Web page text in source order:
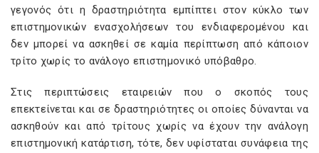
γεγονός ότι η δραστηριότητα εμπίπτει στον κύκλο των
επιστημονικών ενασχολήσεων του ενδιαφερομένου και
δεν μπορεί να ασκηθεί σε καμία περίπτωση από κάποιον
τρίτο χωρίς το ανάλογο επιστημονικό υπόβαθρο.
Στις περιπτώσεις εταιρειών που ο σκοπός τους
επεκτείνεται και σε δραστηριότητες οι οποίες δύνανται να
ασκηθούν και από τρίτους χωρίς να έχουν την ανάλογη
επιστημονική κατάρτιση, τότε, δεν υφίσταται συνάφεια της